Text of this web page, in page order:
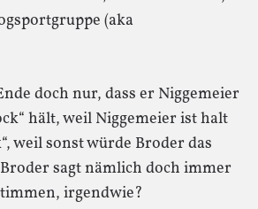
(aka
doch nur, dass er Niggemeier
hält, weil Niggemeier ist halt
weil sonst würde Broder das
sagt nämlich doch immer
irgendwie?